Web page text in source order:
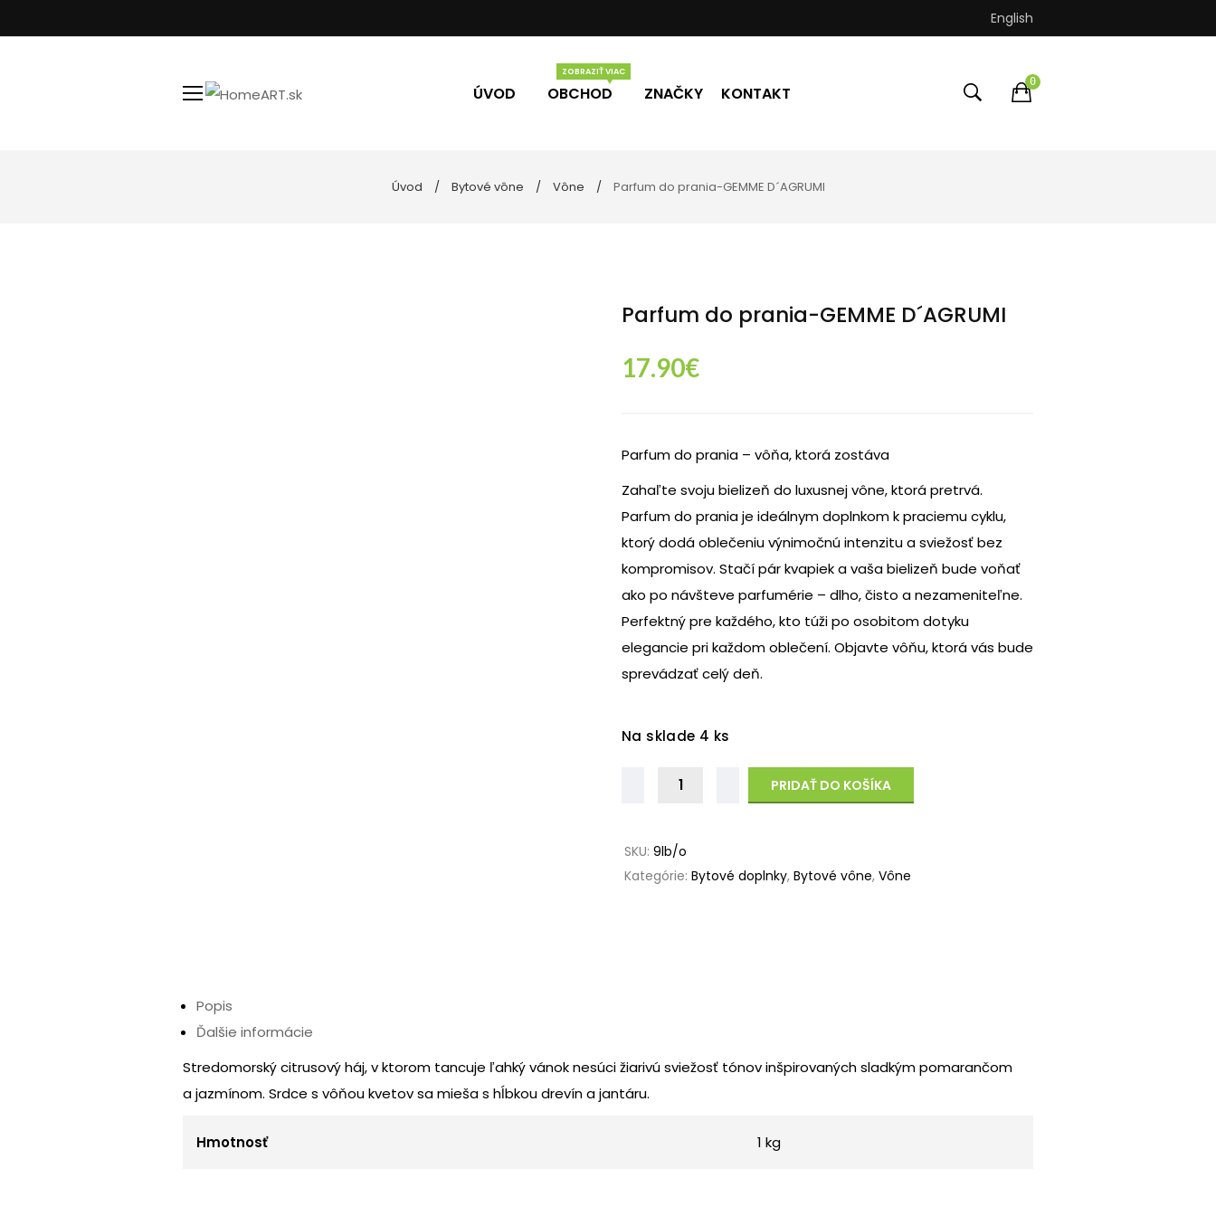
English
ÚVOD OBCHOD
Vône Darčekové poukážky
ZNAČKY KONTAKT
0
Úvod Bytové vône Vône Parfum do prania-GEMME D´AGRUMI
Parfum do prania-GEMME D´AGRUMI
17.90€
Parfum do prania – vôňa, ktorá zostáva
Zahaľte svoju bielizeň do luxusnej vône, ktorá pretrvá.
Parfum do prania je ideálnym doplnkom k praciemu cyklu,
ktorý dodá oblečeniu výnimočnú intenzitu a sviežosť bez
kompromisov. Stačí pár kvapiek a vaša bielizeň bude voňať
ako po návšteve parfumérie – dlho, čisto a nezameniteľne.
Perfektný pre každého, kto túži po osobitom dotyku
elegancie pri každom oblečení. Objavte vôňu, ktorá vás bude
sprevádzať celý deň.
Na sklade 4 ks
PRIDAŤ DO KOŠÍKA
SKU: 9lb/o
Kategórie: Bytové doplnky, Bytové vône, Vône
Popis
Ďalšie informácie
Stredomorský citrusový háj, v ktorom tancuje ľahký vánok nesúci žiarivú sviežosť tónov inšpirovaných sladkým pomarančom
a jazmínom. Srdce s vôňou kvetov sa mieša s hĺbkou drevín a jantáru.
Hmotnosť 1 kg